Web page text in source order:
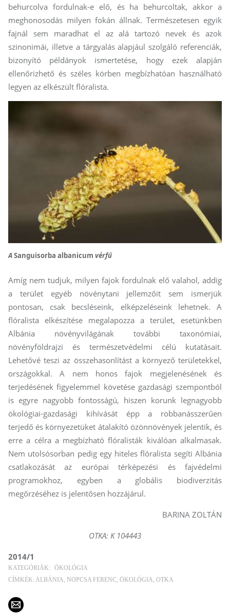
behurcolva fordulnak-e elő, és ha behurcoltak, akkor a
meghonosodás milyen fokán állnak. Természetesen egyik
fajnál sem maradhat el az alá tartozó nevek és azok
szinonimái, illetve a tárgyalás alapjául szolgáló referenciák,
bizonyító példányok ismertetése, hogy ezek alapján
ellenőrizhető és széles körben megbízhatóan használható
legyen az elkészült flóralista.
ASanguisorba albanicum vérfű
Amíg nem tudjuk, milyen fajok fordulnak elő valahol, addig
a terület egyéb növénytani jellemzőit sem ismerjük
pontosan, csak becsléseink, elképzeléseink lehetnek. A
flóralista elkészítése megalapozza a terület, esetünkben
Albánia növényvilágának további taxonómiai,
növényföldrajzi és természetvédelmi célú kutatásait.
Lehetővé teszi az összehasonlítást a környező területekkel,
országokkal. A nem honos fajok megjelenésének és
terjedésének figyelemmel követése gazdasági szempontból
is egyre nagyobb fontosságú, hiszen korunk legnagyobb
ökológiai-gazdasági kihívását épp a robbanásszerűen
terjedő és környezetüket átalakító özönnövények jelentik, és
erre a célra a megbízható flóralisták kiválóan alkalmasak.
Nem utolsósorban pedig egy hiteles flóralista segíti Albánia
csatlakozását az európai térképezési és fajvédelmi
programokhoz, egyben a globális bio­di­ver­zi­tás
megőrzéséhez is jelentősen hozzájárul.
BARINA ZOLTÁN
OTKA: K 104443
2014/1
KATEGÓRIÁK:
ÖKOLÓGIA
CÍMKÉK: ALBÁNIA NOPCSA FERENC ÖKOLÓGIA OTKA